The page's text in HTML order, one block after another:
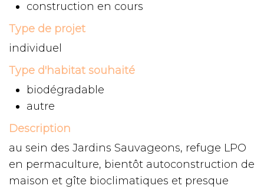
construction en cours
Type de projet
individuel
Type d'habitat souhaité
biodégradable
autre
Description
au sein des Jardins Sauvageons, refuge LPO
en permaculture, bientôt autoconstruction de
maison et gîte bioclimatiques et presque